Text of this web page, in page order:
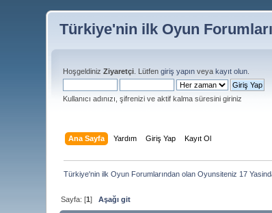
Türkiye'nin ilk Oyun
HoşgeldinizZiyaretçi . Lütfengiriş yapın veyakayıt olun
Kullanıcı adınızı, şifrenizi ve aktif kalma süresini giriniz
Ana Sayfa Yardım Giriş Yap Kayıt Ol
Türkiye'nin ilk Oyun Forumlarından olan Oyunsiteniz 17
Sayfa: [1]Aşağı git